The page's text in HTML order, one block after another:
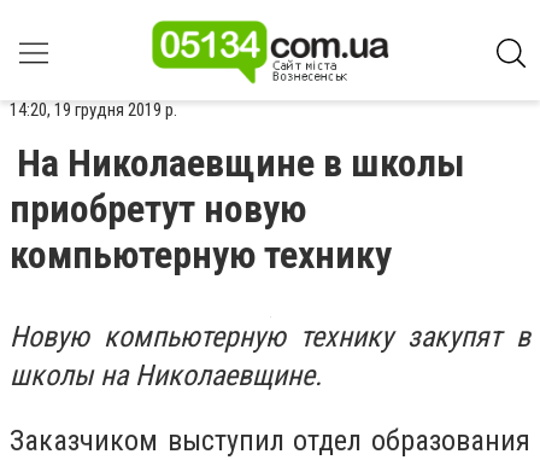
14:20, 19 грудня 2019 р.
На Николаевщине в школы
приобретут новую
компьютерную технику
Новую компьютерную технику закупят в
школы на Николаевщине.
Заказчиком выступил отдел образования